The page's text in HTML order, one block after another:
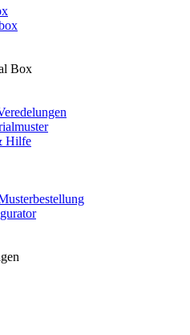
Box
Hilfe